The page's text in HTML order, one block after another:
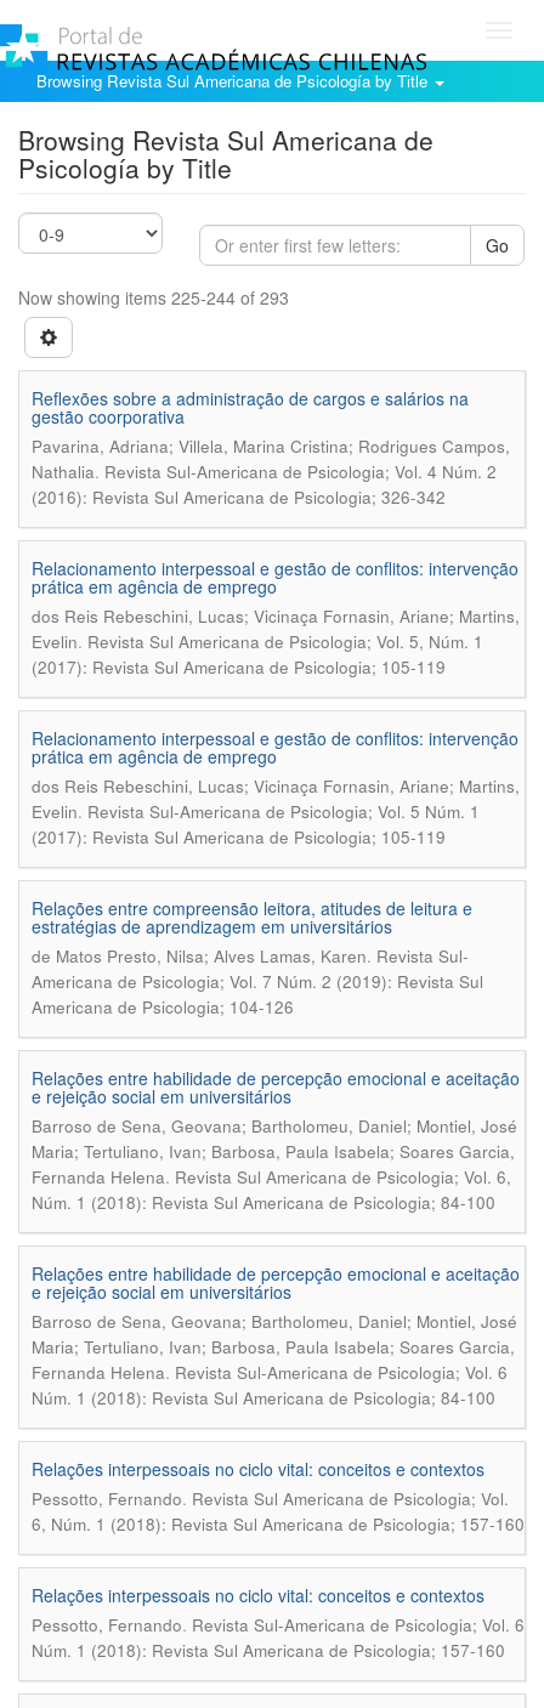
Browsing Revista Sul Americana de Psicología by Title
Browsing Revista Sul Americana de
Psicología by Title
Go
Now showing items 225-244 of 293
Reflexões sobre a administração de cargos e salários na
gestão coorporativa
Pavarina, Adriana; Villela, Marina Cristina; Rodrigues Campos,
Nathalia. Revista Sul-Americana de Psicologia; Vol. 4 Núm. 2
(2016): Revista Sul Americana de Psicologia; 326-342
Relacionamento interpessoal e gestão de conflitos: intervenção
prática em agência de emprego
dos Reis Rebeschini, Lucas; Vicinaça Fornasin, Ariane; Martins,
Evelin. Revista Sul Americana de Psicologia; Vol. 5, Núm. 1
(2017): Revista Sul Americana de Psicologia; 105-119
Relacionamento interpessoal e gestão de conflitos: intervenção
prática em agência de emprego
dos Reis Rebeschini, Lucas; Vicinaça Fornasin, Ariane; Martins,
Evelin. Revista Sul-Americana de Psicologia; Vol. 5 Núm. 1
(2017): Revista Sul Americana de Psicologia; 105-119
Relações entre compreensão leitora, atitudes de leitura e
estratégias de aprendizagem em universitários
de Matos Presto, Nilsa; Alves Lamas, Karen. Revista Sul-
Americana de Psicologia; Vol. 7 Núm. 2 (2019): Revista Sul
Americana de Psicologia; 104-126
Relações entre habilidade de percepção emocional e aceitação
e rejeição social em universitários
Barroso de Sena, Geovana; Bartholomeu, Daniel; Montiel, José
Maria; Tertuliano, Ivan; Barbosa, Paula Isabela; Soares Garcia,
Fernanda Helena. Revista Sul Americana de Psicologia; Vol. 6,
Núm. 1 (2018): Revista Sul Americana de Psicologia; 84-100
Relações entre habilidade de percepção emocional e aceitação
e rejeição social em universitários
Barroso de Sena, Geovana; Bartholomeu, Daniel; Montiel, José
Maria; Tertuliano, Ivan; Barbosa, Paula Isabela; Soares Garcia,
Fernanda Helena. Revista Sul-Americana de Psicologia; Vol. 6
Núm. 1 (2018): Revista Sul Americana de Psicologia; 84-100
Relações interpessoais no ciclo vital: conceitos e contextos
Pessotto, Fernando. Revista Sul Americana de Psicologia; Vol.
6, Núm. 1 (2018): Revista Sul Americana de Psicologia; 157-160
Relações interpessoais no ciclo vital: conceitos e contextos
Pessotto, Fernando. Revista Sul-Americana de Psicologia; Vol. 6
Núm. 1 (2018): Revista Sul Americana de Psicologia; 157-160